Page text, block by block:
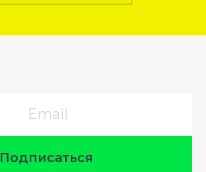
Подписаться